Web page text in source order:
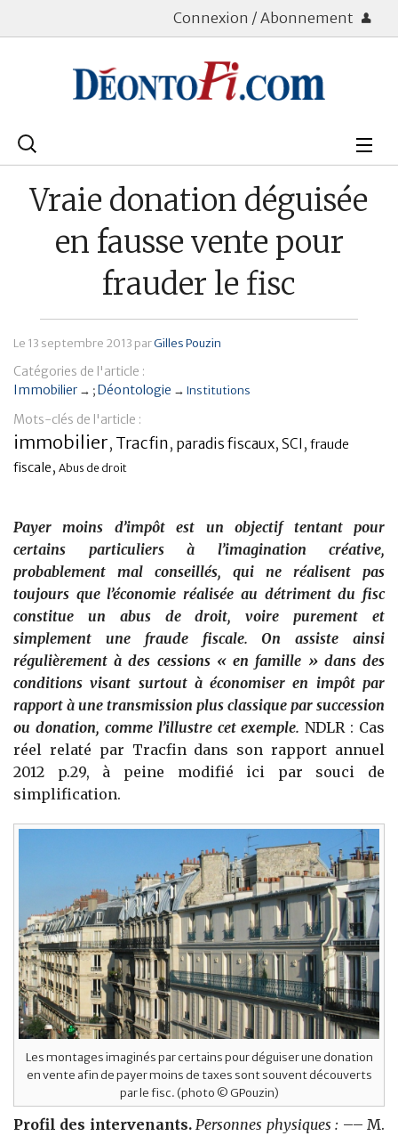
Connexion / Abonnement
Rechercher
Déontologie
Patrimoine
Immobilier
Banque
Vraie donation déguisée
en fausse vente pour
frauder le fisc
Le 13 septembre 2013 parGilles Pouzin
Catégories de l'article :
Immobilier → Déontologie → Institutions
Mots-clés de l'article :
immobilier, Tracfin, paradis fiscaux, SCI , fraude
fiscale, Abus de droit
Payer moins d’impôt est un objectif tentant pour
certains particuliers à l’imagination créative,
probablement mal conseillés, qui ne réalisent pas
toujours que l’économie réalisée au détriment du fisc
constitue un abus de droit, voire purement et
simplement une fraude fiscale. On assiste ainsi
régulièrement à des cessions « en famille » dans des
conditions visant surtout à économiser en impôt par
rapport à une transmission plus classique par succession
ou donation, comme l’illustre cet exemple. NDLR : Cas
réel relaté par Tracfin dans son rapport annuel
2012 p.29, à peine modifié ici par souci de
simplification.
Les montages imaginés par certains pour déguiser une donation
en vente afin de payer moins de taxes sont souvent découverts
par le fisc. (photo © GPouzin)
Profil des intervenants. Personnes physiques : –– M.